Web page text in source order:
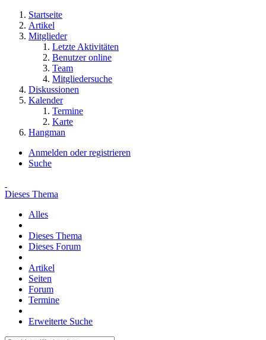
Startseite
Artikel
Mitglieder
Letzte Aktivitäten
Benutzer online
Team
Mitgliedersuche
Diskussionen
Kalender
Termine
Karte
Hangman
Anmelden oder registrieren
Suche
Dieses Thema
Alles
Dieses Thema
Dieses Forum
Artikel
Seiten
Forum
Termine
Erweiterte Suche